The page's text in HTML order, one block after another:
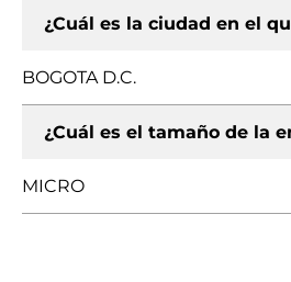
¿Cuál es la ciudad en el
BOGOTA D.C.
¿Cuál es el tamaño de la
MICRO